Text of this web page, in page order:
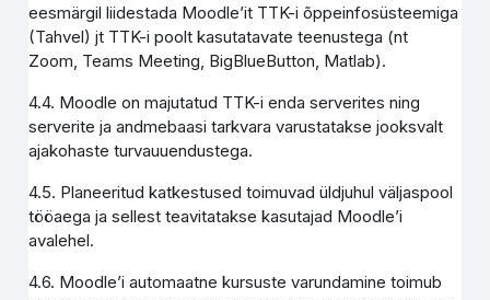
eesmärgil liidestada Moodle’it TTK-i õppeinfosüsteemiga
(Tahvel) jt TTK-i poolt kasutatavate teenustega (nt
Zoom, Teams Meeting, BigBlueButton, Matlab).
4.4. Moodle on majutatud TTK-i enda serverites ning
serverite ja andmebaasi tarkvara varustatakse jooksvalt
ajakohaste turvauuendustega.
4.5. Planeeritud katkestused toimuvad üldjuhul väljaspool
tööaega ja sellest teavitatakse kasutajad Moodle’i
avalehel.
4.6. Moodle’i automaatne kursuste varundamine toimub